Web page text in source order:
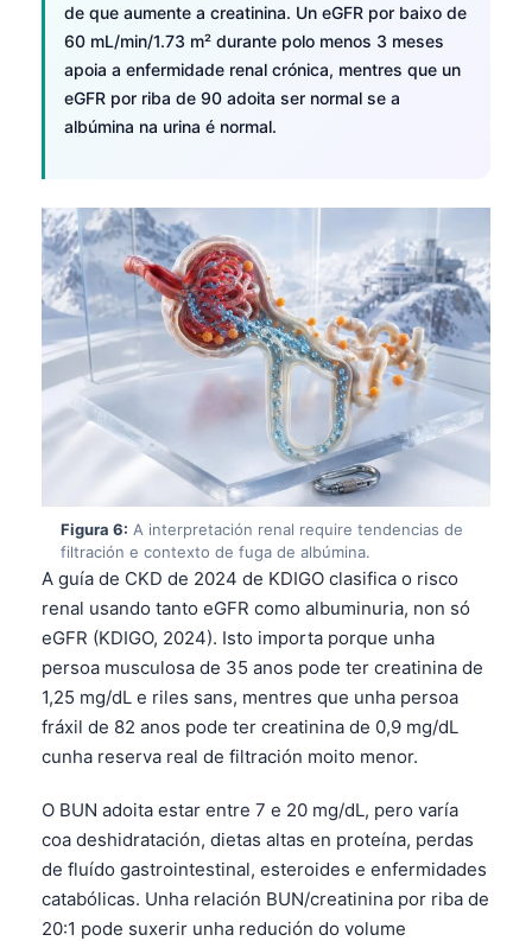
de que aumente a creatinina. Un eGFR por baixo de
60 mL/min/1.73 m² durante polo menos 3 meses
apoia a enfermidade renal crónica, mentres que un
eGFR por riba de 90 adoita ser normal se a
albúmina na urina é normal.
Figura 6: A interpretación renal require tendencias de
filtración e contexto de fuga de albúmina.
A guía de CKD de 2024 de KDIGO clasifica o risco
renal usando tanto eGFR como albuminuria, non só
eGFR (KDIGO, 2024). Isto importa porque unha
persoa musculosa de 35 anos pode ter creatinina de
1,25 mg/dL e riles sans, mentres que unha persoa
fráxil de 82 anos pode ter creatinina de 0,9 mg/dL
cunha reserva real de filtración moito menor.
O BUN adoita estar entre 7 e 20 mg/dL, pero varía
coa deshidratación, dietas altas en proteína, perdas
de fluído gastrointestinal, esteroides e enfermidades
catabólicas. Unha relación BUN/creatinina por riba de
20:1 pode suxerir unha redución do volume
ქართული
Русский
Lietuvių kalba
Polski
Slovenščina
Magyar
বাংলা
اردو
मराठी
தமிழ்
ગુજરાતી
ಕನ್ನಡ
മലയാളം
Bahasa Melayu
Tiếng Việt
Tagalog
ភាសាខ្មែរ
Kiswahili
አማርኛ